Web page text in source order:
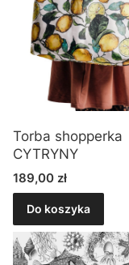
Torba shopperka
CYTRYNY
Cena
189,00 zł
Do koszyka